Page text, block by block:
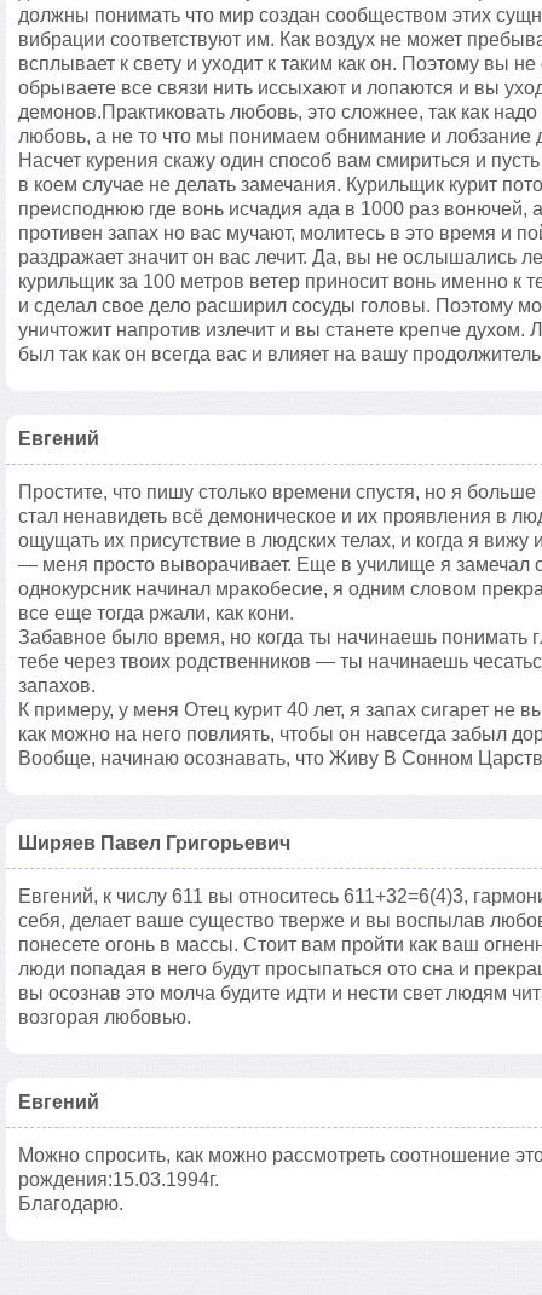
должны понимать что мир создан сообществом этих
вибрации соответствуют им. Как воздух не может
всплывает к свету и уходит к таким как он. Поэтому вы
обрываете все связи нить иссыхают и лопаются и вы
демонов.Практиковать любовь, это сложнее, так как надо
любовь, а не то что мы понимаем обнимание и лобзание
Насчет курения скажу один способ вам смириться и
в коем случае не делать замечания. Курильщик курит
преисподнюю где вонь исчадия ада в 1000 раз вонючей,
противен запах но вас мучают, молитесь в это время и
раздражает значит он вас лечит. Да, вы не ослышались
курильщик за 100 метров ветер приносит вонь именно к
и сделал свое дело расширил сосуды головы. Поэтому
уничтожит напротив излечит и вы станете крепче духом.
был так как он всегда вас и влияет на вашу
Евгений
Простите, что пишу столько времени спустя, но я
стал ненавидеть всё демоническое и их проявления в
ощущать их присутствие в людских телах, и когда я
— меня просто выворачивает. Еще в училище я замечал
однокурсник начинал мракобесие, я одним словом
все еще тогда ржали, как кони.
Забавное было время, но когда ты начинаешь понимать
тебе через твоих родственников — ты начинаешь
запахов.
К примеру, у меня Отец курит 40 лет, я запах сигарет не
как можно на него повлиять, чтобы он навсегда забыл
Вообще, начинаю осознавать, что Живу В Сонном
Ширяев Павел Григорьевич
Евгений, к числу 611 вы относитесь 611+32=6(4)3,
себя, делает ваше существо тверже и вы воспылав
понесете огонь в массы. Стоит вам пройти как ваш
люди попадая в него будут просыпаться ото сна и
вы осознав это молча будите идти и нести свет людям
возгорая любовью.
Евгений
Можно спросить, как можно рассмотреть соотношение
рождения:15.03.1994г.
Благодарю.